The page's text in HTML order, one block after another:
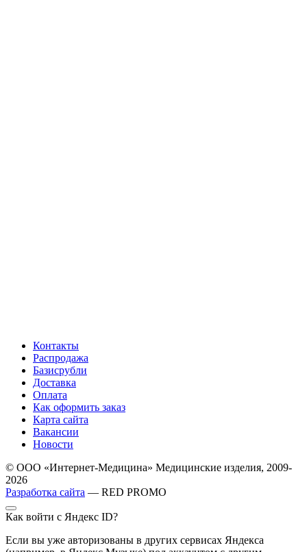
Контакты
Распродажа
Базисрубли
Доставка
Оплата
Как оформить заказ
Карта сайта
Вакансии
Новости
© ООО «Интернет-Медицина» Медицинские изделия, 2009-
2026
Разработка сайта — RED PROMO
Как войти с Яндекс ID?
Если вы уже авторизованы в других сервисах Яндекса